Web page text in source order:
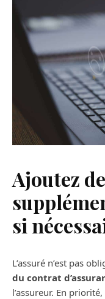
Ajoutez
si
L’assuré n’est pas
du contrat
l’assureur. En